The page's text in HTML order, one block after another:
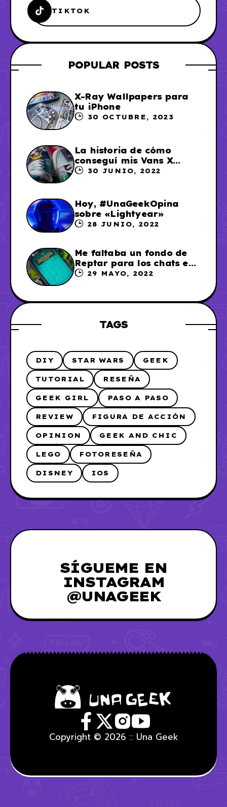
TIKTOK
POPULAR POSTS
X-Ray Wallpapers para
tu iPhone
30 OCTUBRE, 2023
La historia de cómo
conseguí mis Vans X
Sailor Moon
30 JUNIO, 2022
Hoy, #UnaGeekOpina
sobre «Lightyear»
28 JUNIO, 2022
Me faltaba un fondo de
Reptar para los chats en
WhatsApp, así que me lo
29 MAYO, 2022
TAGS
DIY STAR WARS GEEK
TUTORIAL RESEÑA
GEEK GIRL PASO A PASO
REVIEW FIGURA DE ACCIÓN
OPINION GEEK AND CHIC
LEGO FOTORESEÑA
DISNEY IOS
SÍGUEME EN
INSTAGRAM
@UNAGEEK
Copyright © 2026 :: Una Geek